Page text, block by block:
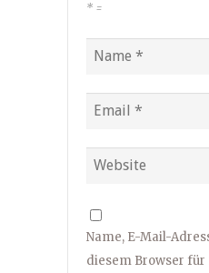
* =
Name, E-Mail-
diesem Browser